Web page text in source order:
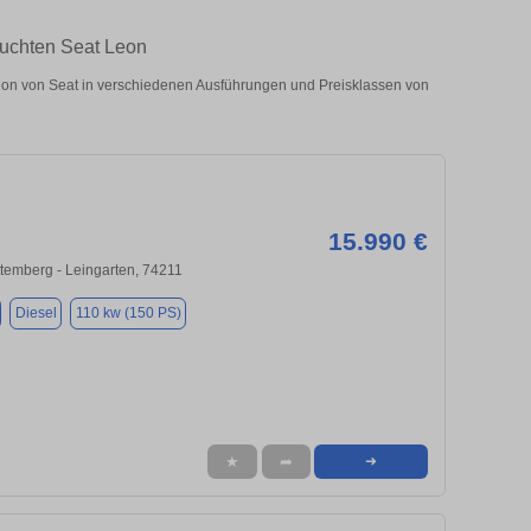
Seat Leon
von Seat in verschiedenen Ausführungen und Preisklassen von
15.990 €
- Leingarten, 74211
Diesel 110 kw (150 PS)
★ ➦ ➜